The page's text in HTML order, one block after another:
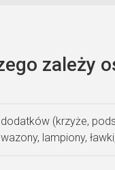
zależy
dodatków (krzyże,
wazony, lampiony,